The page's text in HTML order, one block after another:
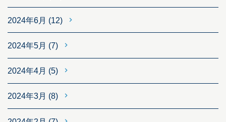
2024年6月 (12)
2024年5月 (7)
2024年4月 (5)
2024年3月 (8)